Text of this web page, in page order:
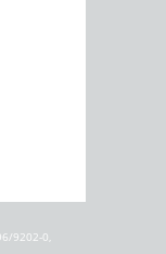
9202-0,